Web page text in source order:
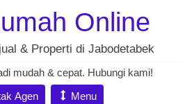
Online
& Properti di Jabodetabek
mudah & cepat. Hubungi kami!
Agen
Menu